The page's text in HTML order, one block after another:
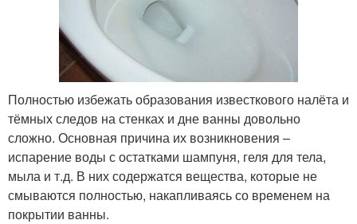
Полностью избежать образования известкового налёта и
тёмных следов на стенках и дне ванны довольно
сложно. Основная причина их возникновения –
испарение воды с остатками шампуня, геля для тела,
мыла и т.д. В них содержатся вещества, которые не
смываются полностью, накапливаясь со временем на
покрытии ванны.